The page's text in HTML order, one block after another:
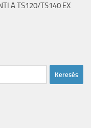
A TS120/TS140 EX